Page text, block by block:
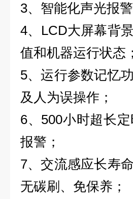
3、智能化声光报
4、 LCD大屏幕背
值和机器运行状态；
5、运行参数记忆
及人为误操作；
6、 500小时超长
报警；
7、交流感应长寿
无碳刷、免保养；